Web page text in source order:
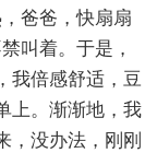
爸爸，快扇扇
叫着。于是，
我倍感舒适，豆
上。渐渐地，我
没办法，刚刚